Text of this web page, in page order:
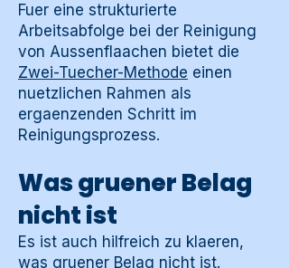
Fuer eine strukturierte
Arbeitsabfolge bei der Reinigung
von Aussenflaachen bietet die
Zwei-Tuecher-Methode einen
nuetzlichen Rahmen als
ergaenzenden Schritt im
Reinigungsprozess.
Was gruener Belag
nicht ist
Es ist auch hilfreich zu klaeren,
was gruener Belag nicht ist.